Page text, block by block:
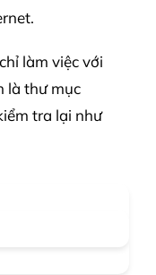
làm việc với
là thư mục
tra lại như